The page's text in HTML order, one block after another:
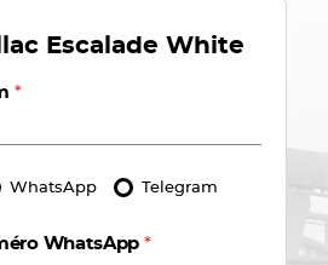
Escalade White
*
WhatsApp Telegram
WhatsApp *